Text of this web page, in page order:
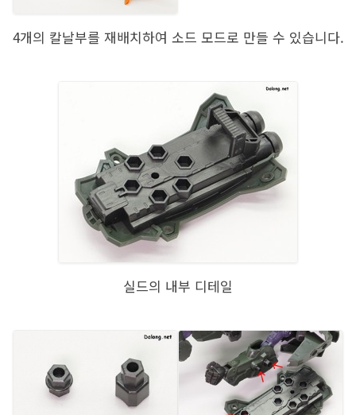
4개의 칼날부를 재배치하여 소드 모드로 만들 수 있습니다.
실드의 내부 디테일